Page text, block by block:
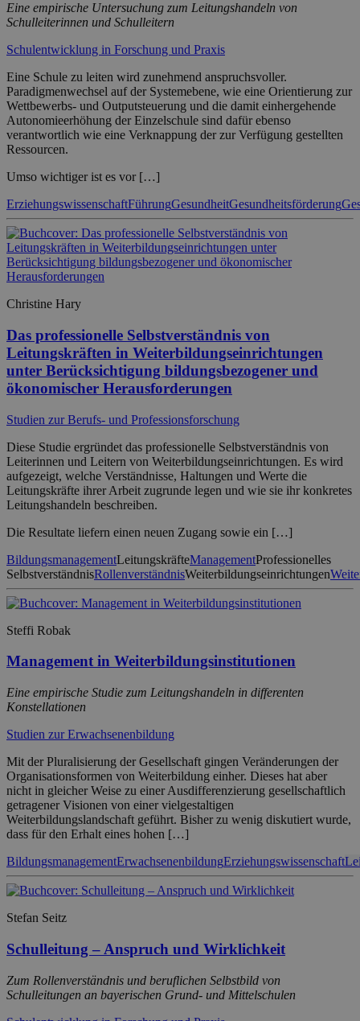
Eine empirische Untersuchung zum Leitungshandeln von
Schulleiterinnen und Schulleitern
Schulentwicklung in Forschung und Praxis
Eine Schule zu leiten wird zunehmend anspruchsvoller.
Paradigmenwechsel auf der Systemebene, wie eine Orientierung zur
Wettbewerbs- und Outputsteuerung und die damit einhergehende
Autonomieerhöhung der Einzelschule sind dafür ebenso
verantwortlich wie eine Verknappung der zur Verfügung gestellten
Ressourcen.
Umso wichtiger ist es vor […]
ErziehungswissenschaftFührungGesundheitGesundheitsförderung
Christine Hary
Das professionelle Selbstverständnis von
Leitungskräften in Weiterbildungseinrichtungen
unter Berücksichtigung bildungsbezogener und
ökonomischer Herausforderungen
Studien zur Berufs- und Professionsforschung
Diese Studie ergründet das professionelle Selbstverständnis von
Leiterinnen und Leitern von Weiterbildungseinrichtungen. Es wird
aufgezeigt, welche Verständnisse, Haltungen und Werte die
Leitungskräfte ihrer Arbeit zugrunde legen und wie sie ihr konkretes
Leitungshandeln beschreiben.
Die Resultate liefern einen neuen Zugang sowie ein […]
BildungsmanagementLeitungskräfteManagementProfessionelles
SelbstverständnisRollenverständnisWeiterbildungseinrichtungen
Steffi Robak
Management in Weiterbildungsinstitutionen
Eine empirische Studie zum Leitungshandeln in differenten
Konstellationen
Studien zur Erwachsenenbildung
Mit der Pluralisierung der Gesellschaft gingen Veränderungen der
Organisationsformen von Weiterbildung einher. Dieses hat aber
nicht in gleicher Weise zu einer Ausdifferenzierung gesellschaftlich
getragener Visionen von einer vielgestaltigen
Weiterbildungslandschaft geführt. Bisher zu wenig diskutiert wurde,
dass für den Erhalt eines hohen […]
BildungsmanagementErwachsenenbildungErziehungswissenschaft
Stefan Seitz
Schulleitung – Anspruch und Wirklichkeit
Zum Rollenverständnis und beruflichen Selbstbild von
Schulleitungen an bayerischen Grund- und Mittelschulen